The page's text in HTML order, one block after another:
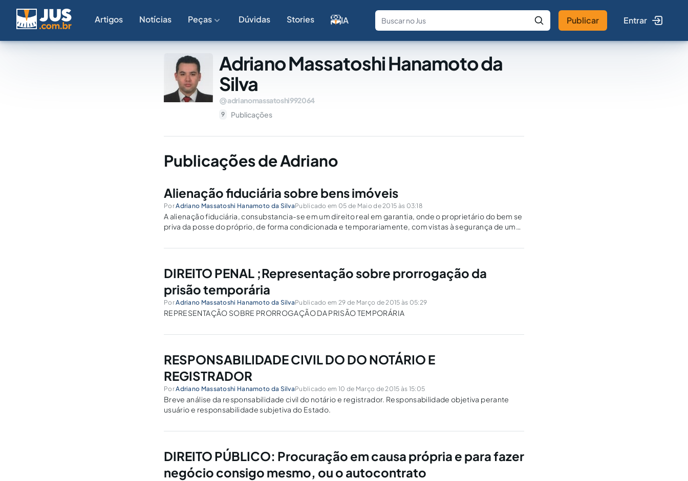
Artigos Notícias Peças Dúvidas Stories IA
Fale com a IA Buscar no Jus
Publicar Entrar
Adriano Massatoshi Hanamoto da
Silva
adrianomassatoshi992064
9 Publicações
Publicações de Adriano
Alienação fiduciária sobre bens imóveis
PorAdriano Massatoshi Hanamoto da SilvaPublicado em 05 de Maio de 2015 às 03:18
A alienação fiduciária, consubstancia-se em um direito real em garantia, onde o proprietário do bem se
priva da posse do próprio, de forma condicionada e temporariamente, com vistas à segurança de uma
DIREITO PENAL ;Representação sobre prorrogação da
prisão temporária
PorAdriano Massatoshi Hanamoto da SilvaPublicado em 29 de Março de 2015 às 05:29
REPRESENTAÇÃO SOBRE PRORROGAÇÃO DA PRISÃO TEMPORÁRIA
RESPONSABILIDADE CIVIL DO DO NOTÁRIO E
REGISTRADOR
PorAdriano Massatoshi Hanamoto da SilvaPublicado em 10 de Março de 2015 às 15:05
Breve análise da responsabilidade civil do notário e registrador. Responsabilidade objetiva perante
usuário e responsabilidade subjetiva do Estado.
DIREITO PÚBLICO: Procuração em causa própria e para fazer
negócio consigo mesmo, ou o autocontrato